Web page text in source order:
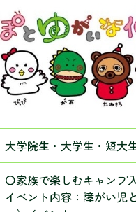
大学院生・大学生・短大
〇家族で楽しむキャンプ
イベント内容：障がい児